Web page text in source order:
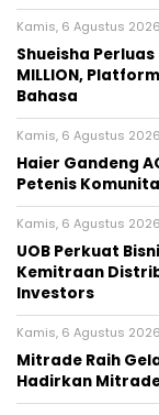
Kamis, 6 Agustus
Shueisha
MILLION,
Bahasa
Kamis, 6 Agustus 2026
Haier Gandeng
Petenis
Kamis, 6 Agustus
UOB Perkuat
Kemitraan
Investors
Kamis, 6 Agustus
Mitrade Raih
Hadirkan